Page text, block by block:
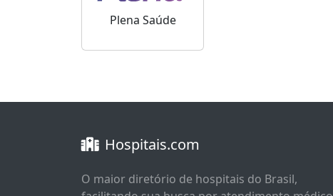
Plena Saúde
Hospitais.com
O maior diretório de hospitais do Brasil,